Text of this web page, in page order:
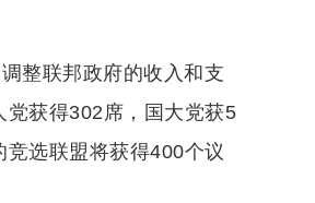
整联邦政府的收入和支
获得302席，国大党获5
选联盟将获得400个议